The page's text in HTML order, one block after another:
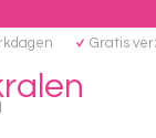
Gratis